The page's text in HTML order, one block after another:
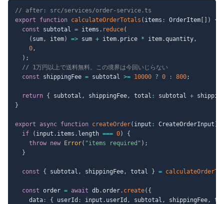
// after: src/services/order-service.ts
export
function calculateOrderTotals ( items : OrderItem )
{
const subtotal = items . reduce(
( sum, item) => sum + item. price * item.quantity,
0,
) ;
// 1万円以上で送料無料。この境界は今回いじらない
const shippingFee = subtotal >= 10000 ? 0 : 800;
return { subtotal , shippingFee, total : subtotal +
}
export async function createOrder( input : CreateOrderInput )
if
( input . items . length === 0)
{
throw new Error( "items required" ) ;
}
const { subtotal , shippingFee, total } =
const order = await db.order. create( {
    data
: { userId : input . userId , subtotal , shippingFee,